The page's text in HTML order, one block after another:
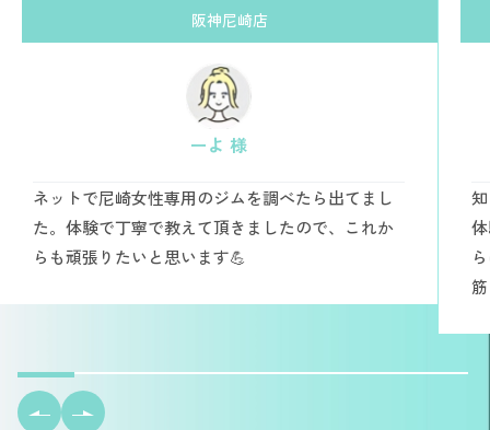
阪神尼崎店
ーよ 様
ネットで尼崎女性専用のジムを調べたら出てまし
た。体験で丁寧で教えて頂きましたので、これか
らも頑張りたいと思います💪